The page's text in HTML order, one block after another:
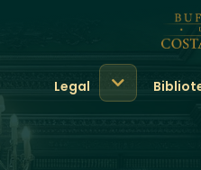
Legal